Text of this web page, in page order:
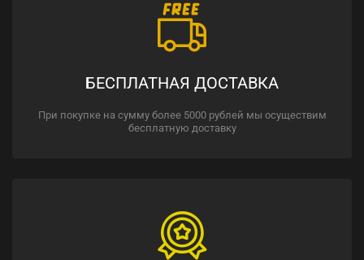
БЕСПЛАТНАЯ ДОСТАВКА
При покупке на сумму более 5000 рублей мы осуществим
бесплатную доставку